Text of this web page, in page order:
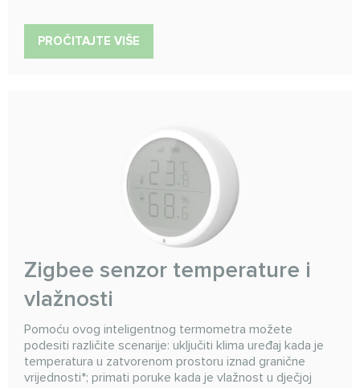
PROČITAJTE VIŠE
Zigbee senzor temperature i
vlažnosti
Pomoću ovog inteligentnog termometra možete
podesiti različite scenarije: uključiti klima uređaj kada je
temperatura u zatvorenom prostoru iznad granične
vrijednosti*; primati poruke kada je vlažnost u dječjoj